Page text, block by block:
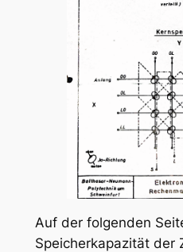
Auf der folgenden
Speicherkapazität der